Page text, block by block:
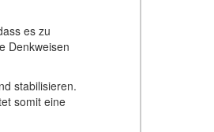
es zu
Denkweisen
stabilisieren.
somit eine